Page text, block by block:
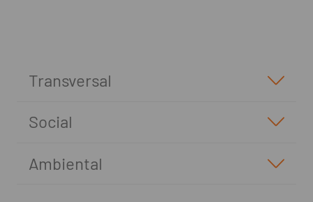
Transversal
Social
Ambiental